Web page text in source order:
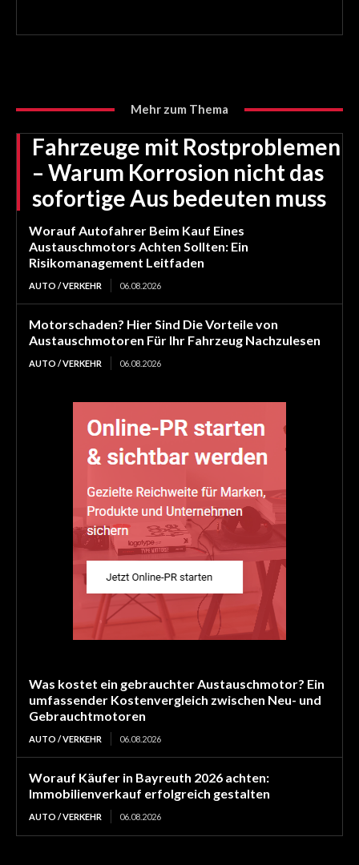
Mehr zum Thema
Fahrzeuge mit Rostproblemen
– Warum Korrosion nicht das
sofortige Aus bedeuten muss
Worauf Autofahrer Beim Kauf Eines
Austauschmotors Achten Sollten: Ein
Risikomanagement Leitfaden
AUTO / VERKEHR 06.08.2026
Motorschaden? Hier Sind Die Vorteile von
Austauschmotoren Für Ihr Fahrzeug Nachzulesen
AUTO / VERKEHR 06.08.2026
Was kostet ein gebrauchter Austauschmotor? Ein
umfassender Kostenvergleich zwischen Neu- und
Gebrauchtmotoren
AUTO / VERKEHR 06.08.2026
Worauf Käufer in Bayreuth 2026 achten:
Immobilienverkauf erfolgreich gestalten
AUTO / VERKEHR 06.08.2026